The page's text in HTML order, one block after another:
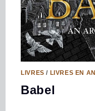
LIVRES / LIVRES EN
Babel